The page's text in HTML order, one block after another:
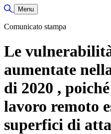
Toggle Search
Menu
Comunicato stampa
Le
aumentate
di 2020 ,
lavoro remoto
superfici di